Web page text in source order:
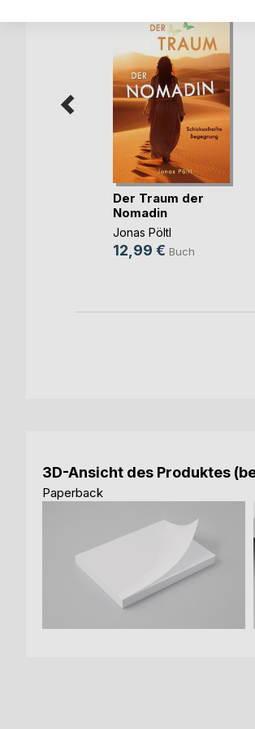
Der Traum der
Nomadin
Jonas Pöltl
12,99 € Buch
3D-Ansicht des Produktes
Paperback